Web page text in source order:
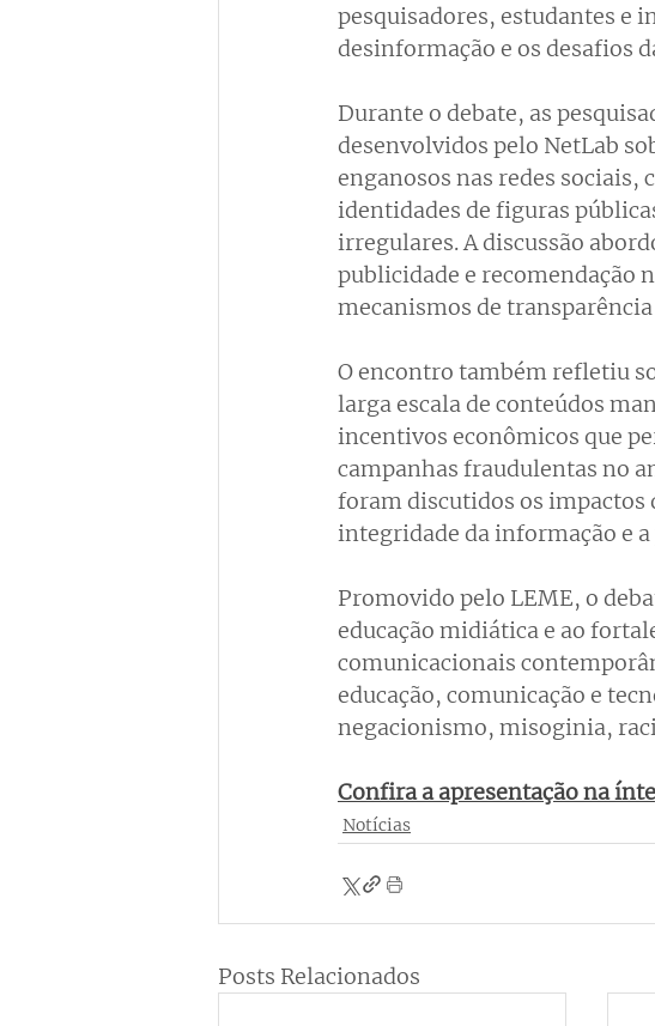
pesquisadores, estudantes e
desinformação e os desafios
Durante o debate, as
desenvolvidos pelo NetLab
enganosos nas redes
identidades de figuras
irregulares. A discussão
publicidade e recomendação
mecanismos de
O encontro também refletiu
larga escala de conteúdos
incentivos econômicos que
campanhas fraudulentas no
foram discutidos os impactos
integridade da informação e
Promovido pelo LEME, o
educação midiática e ao
comunicacionais
educação, comunicação e
negacionismo, misoginia,
Confira a apresentação na
Notícias
Posts Relacionados